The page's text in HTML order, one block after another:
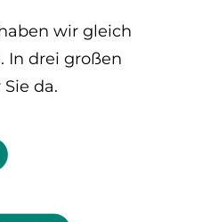
wir gleich
In drei großen
da.